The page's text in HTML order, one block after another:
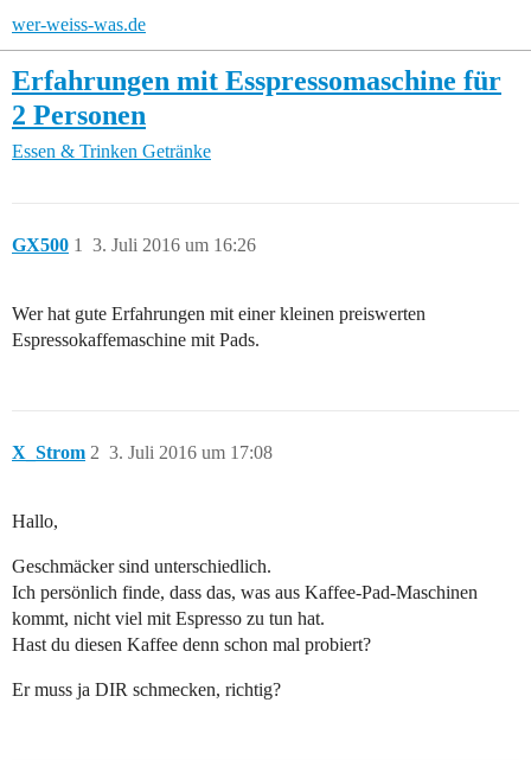
wer-weiss-was.de
Erfahrungen mit Esspressomaschine für
2 Personen
Essen & Trinken Getränke
GX500 3. Juli 2016 um 16:26
1
Wer hat gute Erfahrungen mit einer kleinen preiswerten
Espressokaffemaschine mit Pads.
X_Strom 3. Juli 2016 um 17:08
2
Hallo,
Geschmäcker sind unterschiedlich.
Ich persönlich finde, dass das, was aus Kaffee-Pad-Maschinen
kommt, nicht viel mit Espresso zu tun hat.
Hast du diesen Kaffee denn schon mal probiert?
Er muss ja DIR schmecken, richtig?